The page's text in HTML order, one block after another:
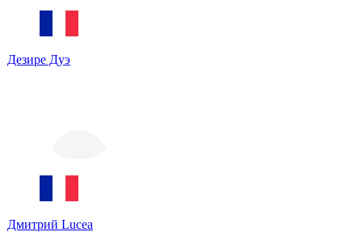
Дезире Дуэ
Дмитрий Lucea